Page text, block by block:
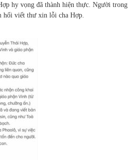
hy vọng đã thành hiện thực. Người trong
hối viết thư xin lỗi cha Hợp.